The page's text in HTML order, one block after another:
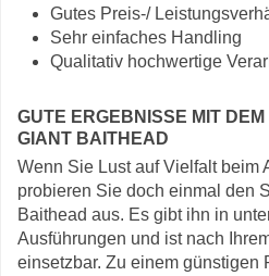
Gutes Preis-/
Sehr einfaches Handling
Qualitativ hochwertige
GUTE ERGEBNISSE MIT
GIANT BAITHEAD
Wenn Sie Lust auf Vielfalt beim
probieren Sie doch einmal den
Baithead aus. Es gibt ihn in
Ausführungen und ist nach
einsetzbar. Zu einem günstigen